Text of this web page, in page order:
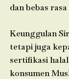
dan bebas
Keunggulan
tetapi juga
sertifikasi
konsumen